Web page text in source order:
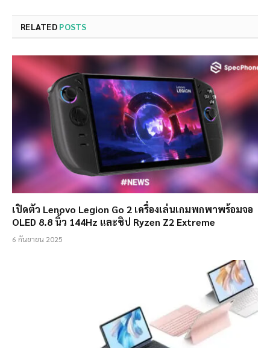
RELATED POSTS
เปิดตัว Lenovo Legion Go 2 เครื่องเล่นเกมพกพาพร้อมจอ
OLED 8.8 นิ้ว 144Hz และชิป Ryzen Z2 Extreme
6 กันยายน 2025